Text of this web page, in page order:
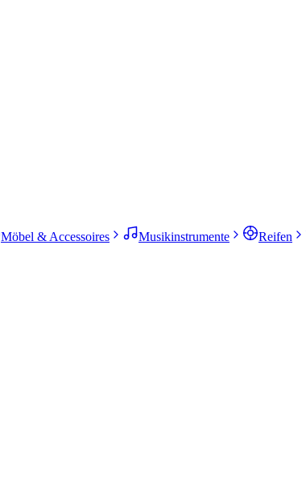
Möbel & Accessoires Musikinstrumente Reifen